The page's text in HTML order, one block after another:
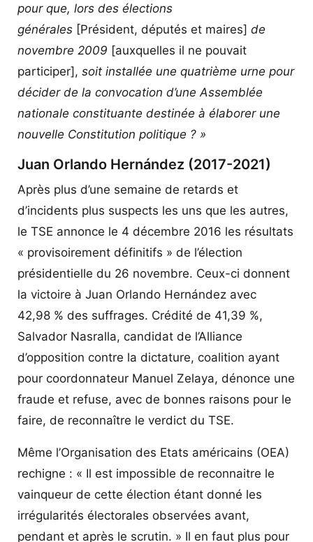
pour que, lors des élections
générales [Président, députés et maires] de
novembre 2009 [auxquelles il ne pouvait
participer], soit installée une quatrième urne pour
décider de la convocation d’une Assemblée
nationale constituante destinée à élaborer une
nouvelle Constitution politique ? »
Juan Orlando Hernández (2017-2021)
Après plus d’une semaine de retards et
d’incidents plus suspects les uns que les autres,
le TSE annonce le 4 décembre 2016 les résultats
« provisoirement définitifs » de l’élection
présidentielle du 26 novembre. Ceux-ci donnent
la victoire à Juan Orlando Hernández avec
42,98 % des suffrages. Crédité de 41,39 %,
Salvador Nasralla, candidat de l’Alliance
d’opposition contre la dictature, coalition ayant
pour coordonnateur Manuel Zelaya, dénonce une
fraude et refuse, avec de bonnes raisons pour le
faire, de reconnaître le verdict du TSE.
Même l’Organisation des Etats américains (OEA)
rechigne : « Il est impossible de reconnaitre le
vainqueur de cette élection étant donné les
irrégularités électorales observées avant,
pendant et après le scrutin. » Il en faut plus pour